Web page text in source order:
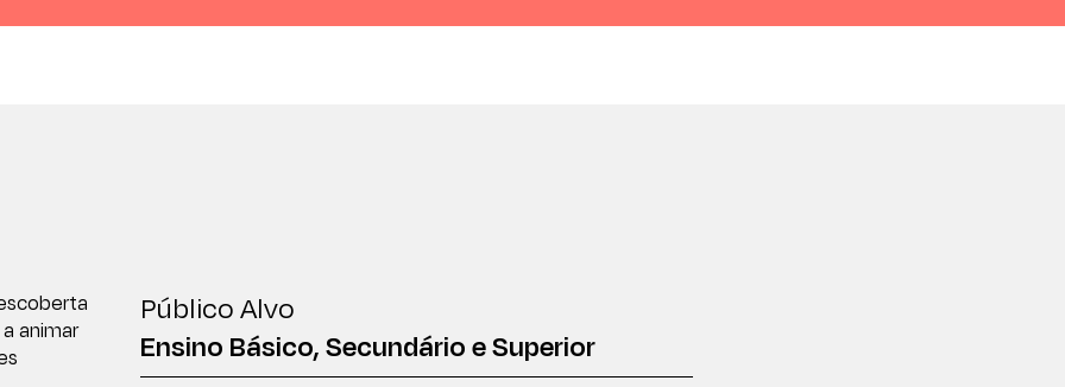
animar
Público Alvo
Ensino Básico, Secundário e Superior